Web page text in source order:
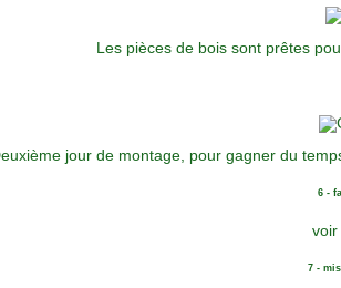
Les pièces de bois sont prêtes
jour de montage, pour gagner du
6 -
7 -